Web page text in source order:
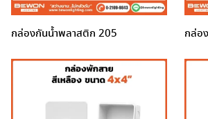
กล่องกันน้ำพลาสติก 205 กล่อ